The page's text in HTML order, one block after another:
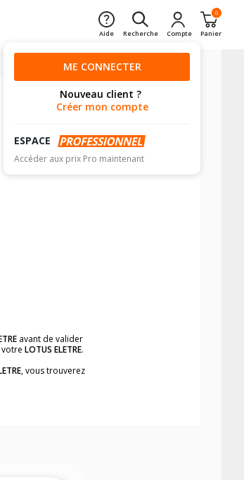
Aide Recherche Compte
0
Panier
ME CONNECTER
Nouveau client ?
Créer mon compte
ESPACE
Accéder aux prix Pro maintenant
avant de valider
LOTUS ELETRE.
, vous trouverez